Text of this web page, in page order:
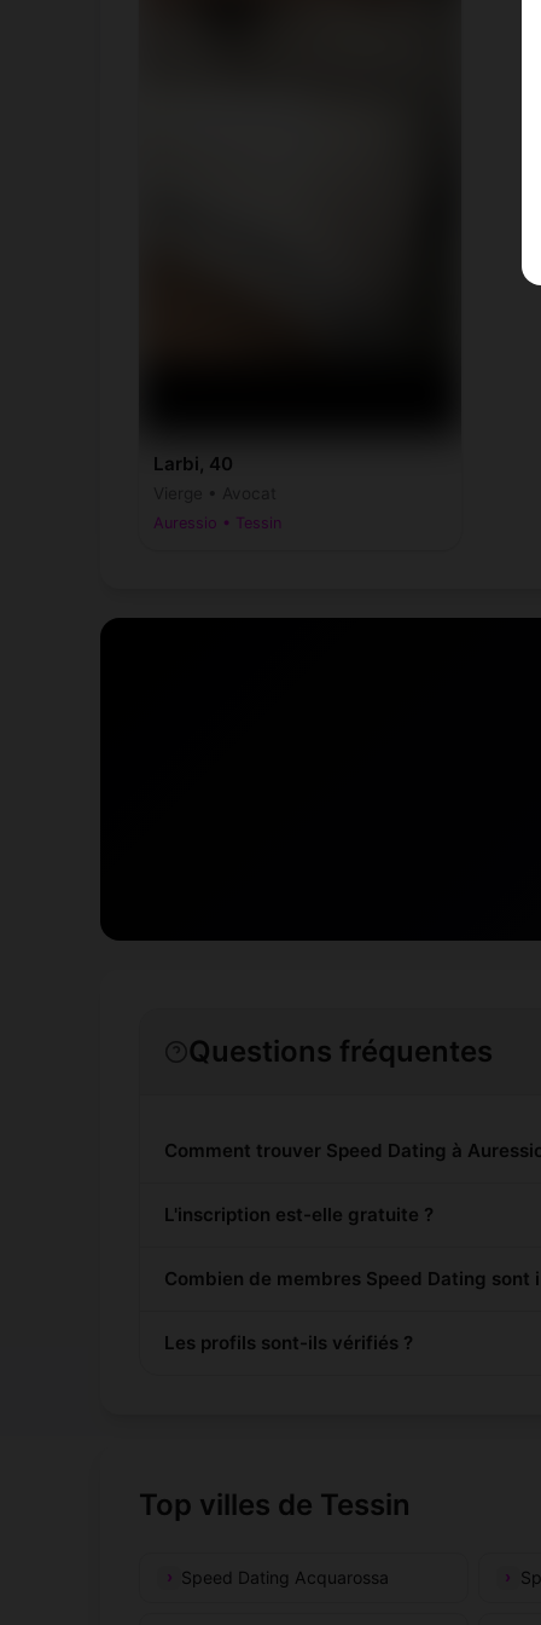
Larbi, 40
Auressio • Tessin
Questions fréquentes
Comment trouver Speed Dating à
L'inscription est-elle gratuite ?
Combien de membres Speed Dating sont
Les profils sont-ils vérifiés ?
Top villes de Tessin
Speed Dating Acquarossa